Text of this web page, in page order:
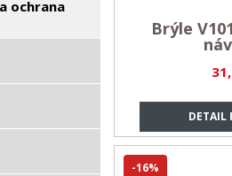
ochrana
DETAIL
Brýle
-16%